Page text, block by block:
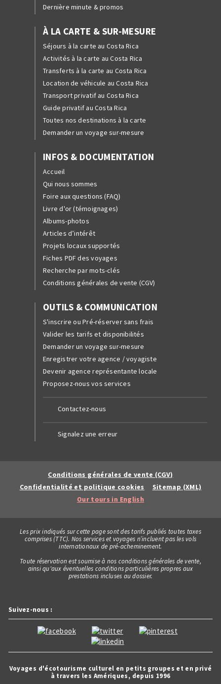
Dernière minute & promos
À LA CARTE & SUR-MESURE
Séjours à la carte au Costa Rica
Activités à la carte au Costa Rica
Transferts à la carte au Costa Rica
Location de véhicule au Costa Rica
Transport privatif au Costa Rica
Guide privatif au Costa Rica
Toutes nos destinations à la carte
Demander un voyage sur-mesure
INFOS & DOCUMENTATION
Accueil
Qui nous sommes
Foire aux questions (FAQ)
Livre d'or (témoignages)
Albums-photos
Articles d’intérêt
Projets locaux supportés
Fiches PDF des voyages
Recherche par mots-clés
Conditions générales de vente (CGV)
OUTILS & COMMUNICATION
S'inscrire ou Pré-réserver sans frais
Valider les tarifs et disponibilités
Demander un voyage sur-mesure
Enregistrer votre agence / voyagiste
Devenir agence représentante locale
Proposez-nous vos services
Contactez-nous
Signalez une erreur
Conditions générales de vente (CGV)
Confidentialité et politique cookies
Sitemap (XML)
Our tours in English
Les prix indiqués sur cette page sont des tarifs publiés toutes taxes
comprises (TTC). Nos services et voyages n’incluent pas les vols
internationaux de pré-acheminement.
Toute réservation est soumise à nos conditions générales de vente,
ainsi qu'aux éventuelles conditions particulières propres aux
prestations incluses au dossier.
Suivez-nous :
Voyages d'écotourisme culturel en petits groupes et en privé
à travers les Amériques, depuis 1996